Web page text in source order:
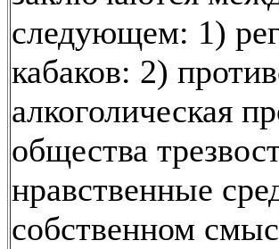
следующем: 1)
кабаков: 2)
алкоголическая
общества
нравственные
собственном